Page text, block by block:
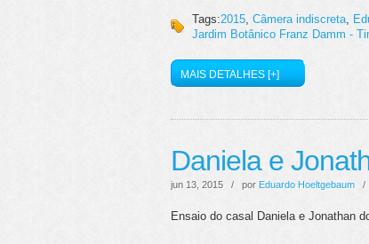
Tags:2015, Câmera indiscreta,
Jardim Botânico Franz Damm -
MAIS DETALHES [+]
Daniela e
jun 13, 2015 / por Eduardo Hoeltgebaum /
Ensaio do casal Daniela e Jonathan